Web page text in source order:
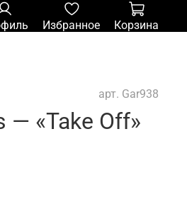
Избранное
Корзина
арт. Gar938
— «Take Off»